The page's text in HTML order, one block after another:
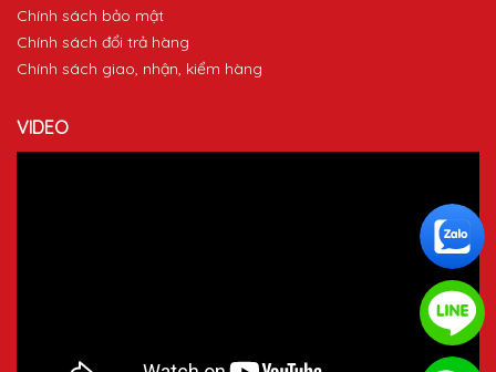
Chính sách bảo mật
Chính sách đổi trả hàng
Chính sách giao, nhận, kiểm hàng
VIDEO